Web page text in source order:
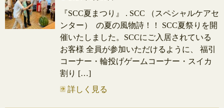
『SCC夏まつり』 . SCC （スペシャルケアセ
ンター） の夏の風物詩！！ SCC夏祭りを開
催いたしました。SCCにご入居されている
お客様 全員が参加いただけるように、 福引
コーナー・輪投げゲームコーナー・スイカ
割り […]
詳しく見る